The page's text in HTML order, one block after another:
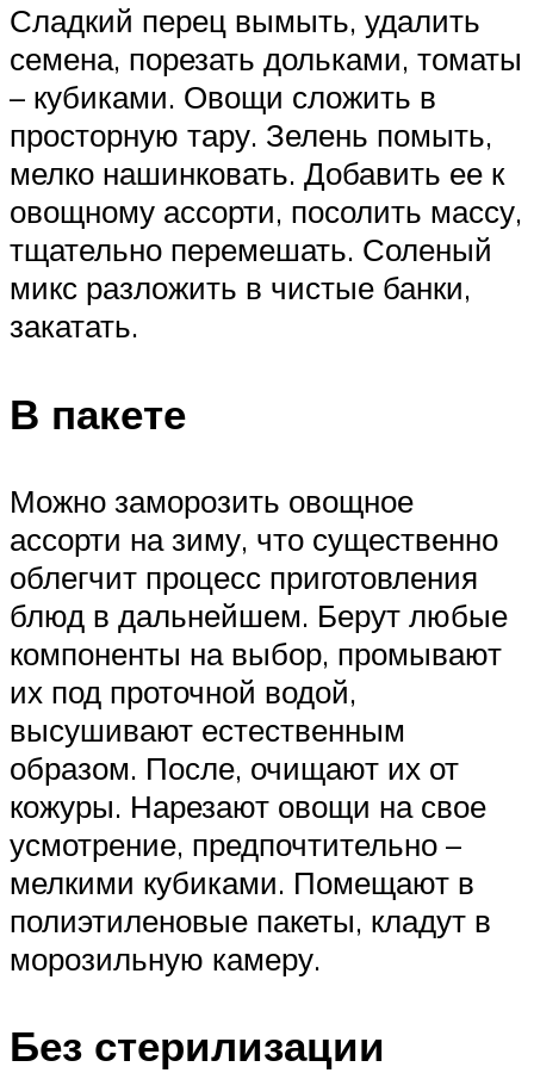
Сладкий перец вымыть, удалить
семена, порезать дольками, томаты
– кубиками. Овощи сложить в
просторную тару. Зелень помыть,
мелко нашинковать. Добавить ее к
овощному ассорти, посолить массу,
тщательно перемешать. Соленый
микс разложить в чистые банки,
закатать.
В пакете
Можно заморозить овощное
ассорти на зиму, что существенно
облегчит процесс приготовления
блюд в дальнейшем. Берут любые
компоненты на выбор, промывают
их под проточной водой,
высушивают естественным
образом. После, очищают их от
кожуры. Нарезают овощи на свое
усмотрение, предпочтительно –
мелкими кубиками. Помещают в
полиэтиленовые пакеты, кладут в
морозильную камеру.
Без стерилизации